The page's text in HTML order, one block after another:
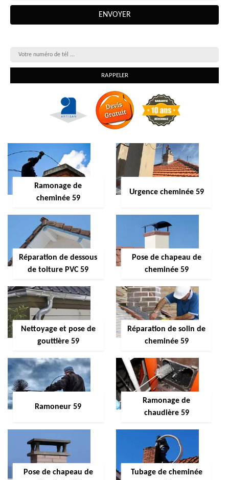
Ramonage de
cheminée 59
Urgence cheminée 59
Réparation de dessous
de toiture PVC 59
Pose de chapeau de
cheminée 59
Nettoyage et pose de
gouttière 59
Réparation de solin de
cheminée 59
Ramoneur 59
Ramonage de
chaudière 59
Pose de chapeau de
Tubage de cheminée